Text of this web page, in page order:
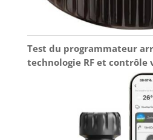
Test du programmateur
technologie RF et contrôle